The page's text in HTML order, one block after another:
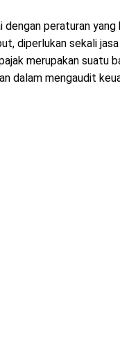
peraturan yang
diperlukan sekali
merupakan suatu
dalam mengaudit